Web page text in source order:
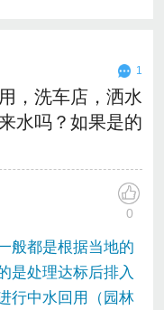
1
，洗车店，洒水
水吗？如果是的
0
般都是根据当地的
是处理达标后排入
行中水回用（园林